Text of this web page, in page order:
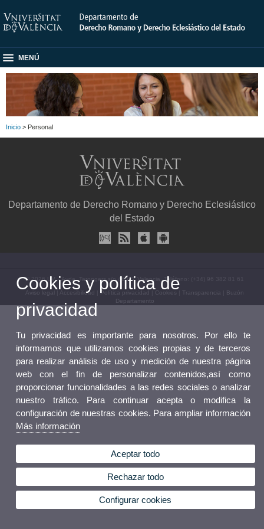
MENÚ
Inicio > Personal
Departamento de Derecho Romano y Derecho Eclesiástico
del Estado
© 2026 UV. - Avda. Tarongers s/n 46022 Valencia. Teléfono: (+34) 96 382 81 61
Aviso legal |Accesibilidad |Política privacidad Cookies Transparencia
Buzón
Departamento
Cookies y política de
privacidad
Tu privacidad es importante para nosotros. Por ello te
informamos que utilizamos cookies propias y de terceros
para realizar análisis de uso y medición de nuestra página
web con el fin de personalizar contenidos,así como
proporcionar funcionalidades a las redes sociales o analizar
nuestro tráfico. Para continuar acepta o modifica la
configuración de nuestras cookies. Para ampliar información
Más información
Aceptar todo
Rechazar todo
Configurar cookies